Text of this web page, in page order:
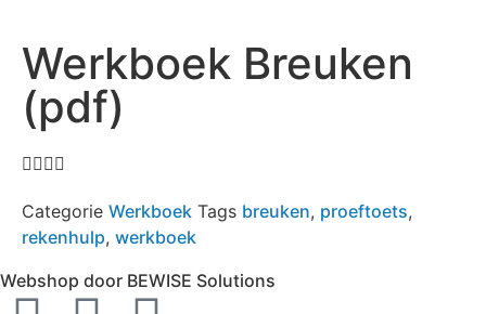
Werkboek Breuken
(pdf)
Categorie Werkboek Tags breuken, proeftoets,
rekenhulp, werkboek
Webshop door BEWISE Solutions